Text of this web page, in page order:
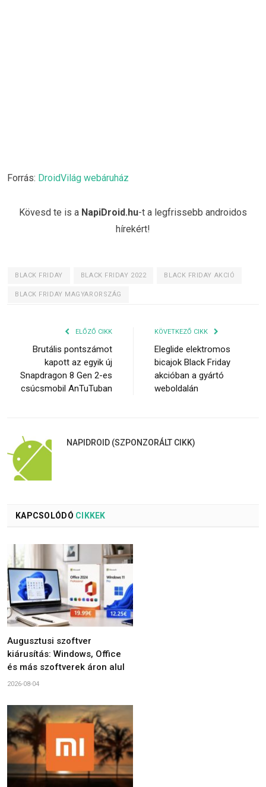
Forrás: DroidVilág webáruház
Kövesd te is a NapiDroid.hu-t a legfrissebb androidos
hírekért!
BLACK FRIDAY BLACK FRIDAY 2022 BLACK FRIDAY AKCIÓ
BLACK FRIDAY MAGYARORSZÁG
ELŐZŐ CIKK
Brutális pontszámot
kapott az egyik új
Snapdragon 8 Gen 2-es
csúcsmobil AnTuTuban
KÖVETKEZŐ CIKK
Eleglide elektromos
bicajok Black Friday
akcióban a gyártó
weboldalán
NAPIDROID (SZPONZORÁLT CIKK)
KAPCSOLÓDÓ CIKKEK
Augusztusi szoftver
kiárusítás: Windows, Office
és más szoftverek áron alul
2026-08-04